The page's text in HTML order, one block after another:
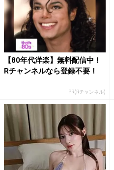
【80年代洋楽】無料配信中！
Rチャンネルなら登録不要！
PR(Rチャンネル)